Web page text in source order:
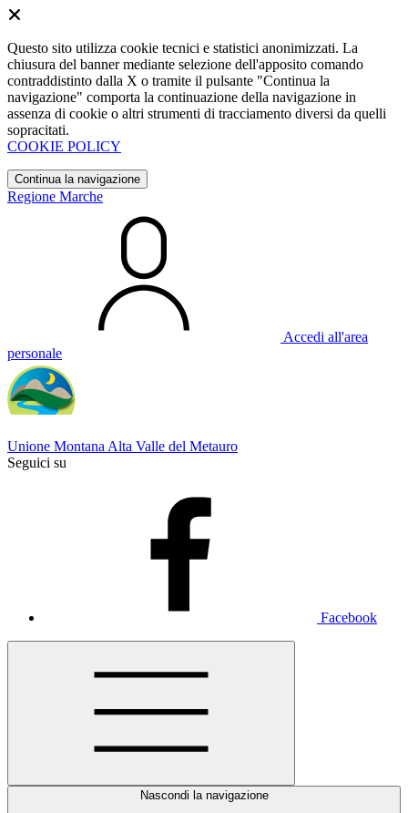
Questo sito utilizza cookie tecnici e statistici anonimizzati. La
chiusura del banner mediante selezione dell'apposito comando
contraddistinto dalla X o tramite il pulsante "Continua la
navigazione" comporta la continuazione della navigazione in
assenza di cookie o altri strumenti di tracciamento diversi da quelli
sopracitati.
COOKIE POLICY
Continua la navigazione
Regione Marche
Accedi all'area
personale
Unione Montana Alta Valle del Metauro
Seguici su
Facebook
Nascondi la navigazione